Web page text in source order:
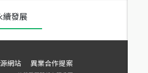
續發展
網站 異業合作提案